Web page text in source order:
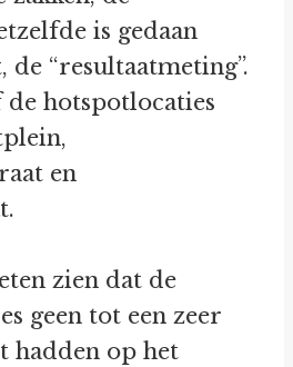
is gedaan
“resultaatmeting”.
hotspotlocaties
en
zien dat de
geen tot een zeer
hadden op het